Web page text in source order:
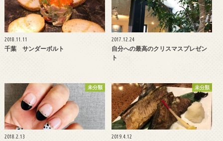
2018.11.11
千葉 サンダーボルト
2017.12.24
自分への最高のクリスマスプレゼン
ト
未分類
2018.2.13
未分類
2019.4.12